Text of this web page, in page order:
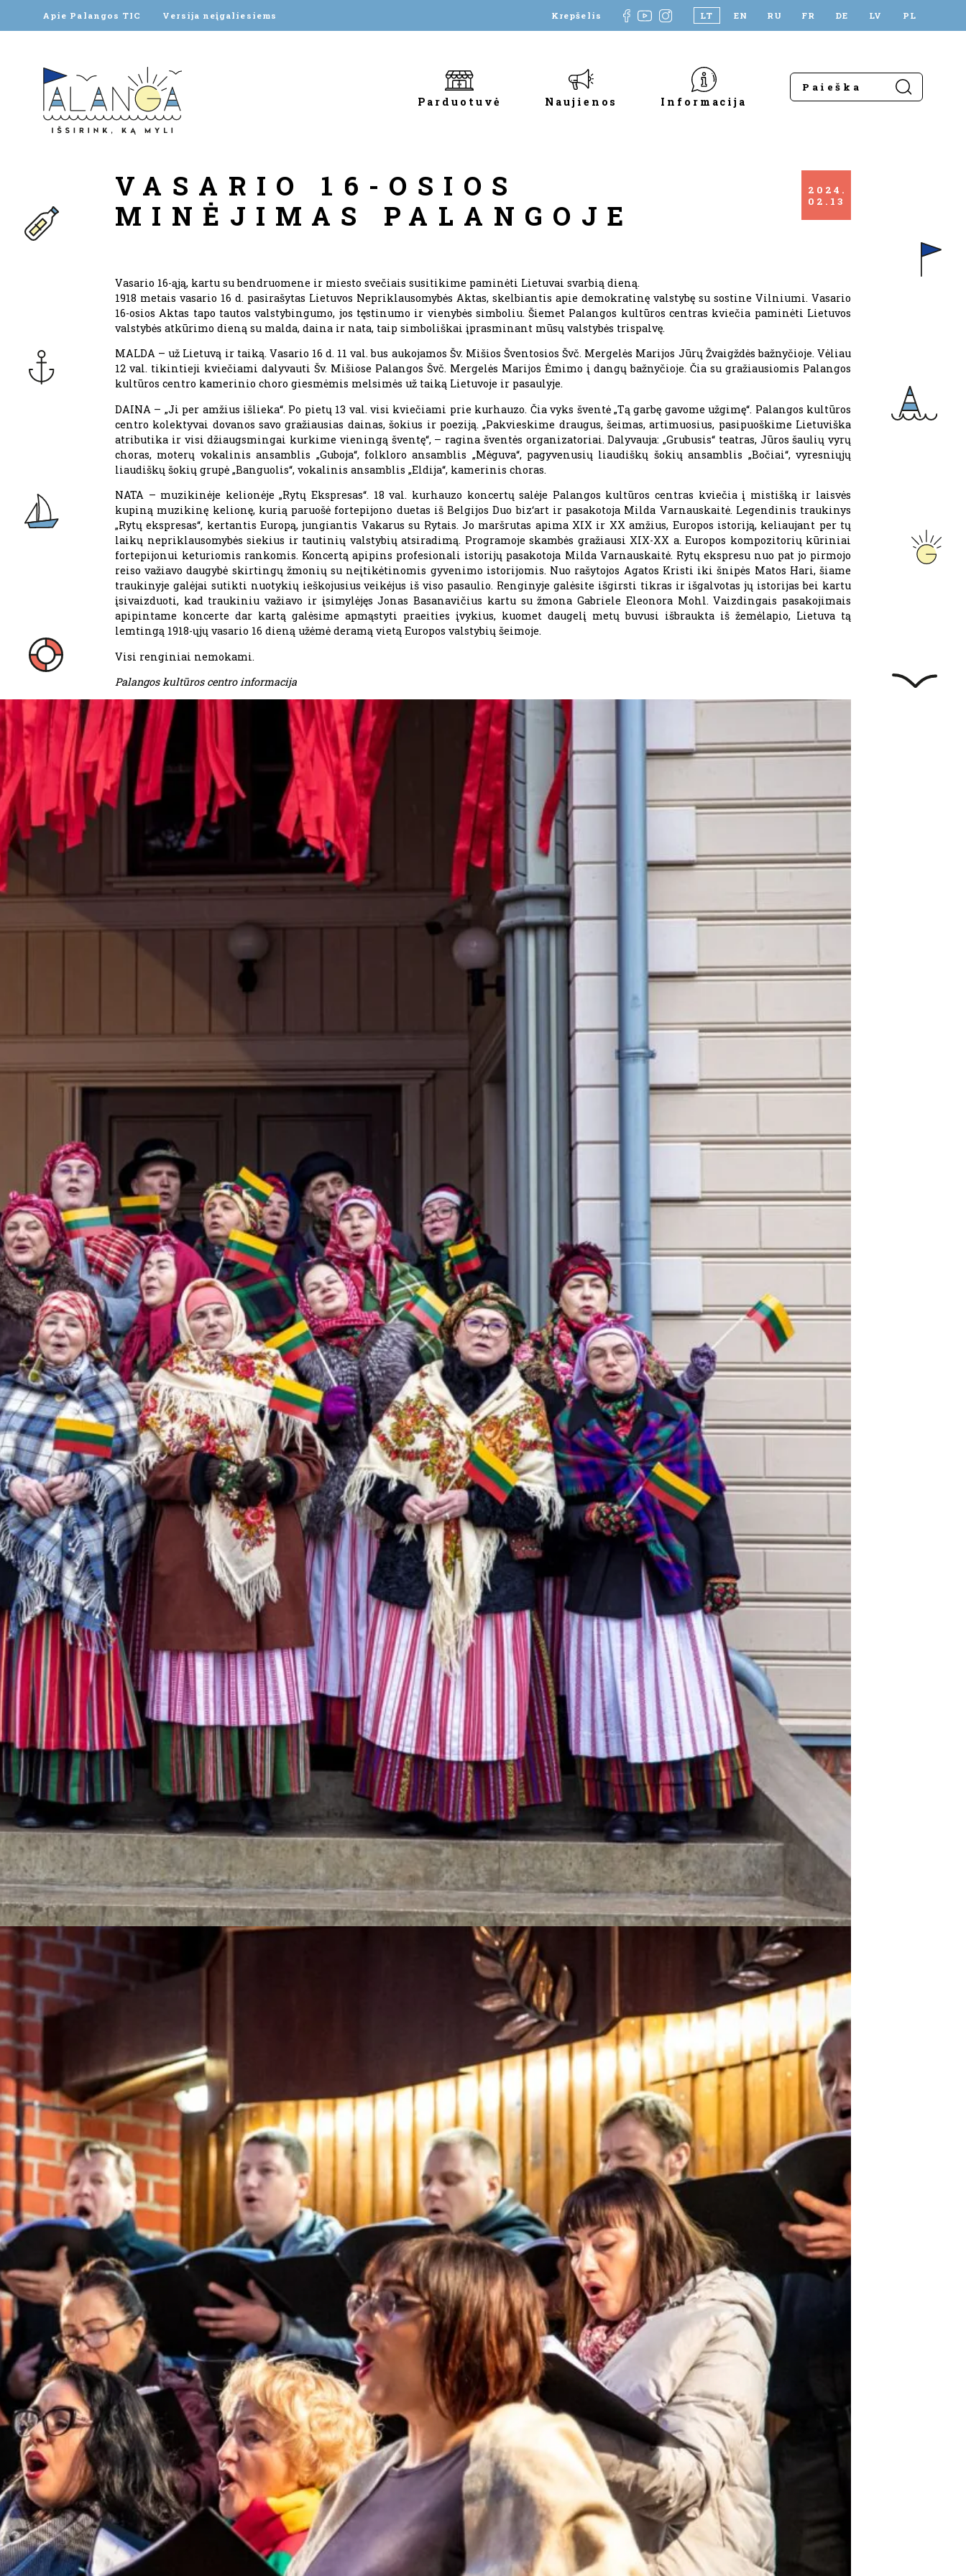
Apie Palangos TIC Versija neįgaliesiems Krepšelis LT EN RU FR DE LV PL
Parduotuvė Naujienos Informacija
VASARIO 16-OSIOS
MINĖJIMAS PALANGOJE
2024
02
13
Vasario 16-ąją, kartu su bendruomene ir miesto svečiais susitikime paminėti Lietuvai svarbią dieną.
1918 metais vasario 16 d. pasirašytas Lietuvos Nepriklausomybės Aktas, skelbiantis apie demokratinę valstybę su sostine Vilniumi. Vasario
16-osios Aktas tapo tautos valstybingumo, jos tęstinumo ir vienybės simboliu. Šiemet Palangos kultūros centras kviečia paminėti Lietuvos
valstybės atkūrimo dieną su malda, daina ir nata, taip simboliškai įprasminant mūsų valstybės trispalvę.
MALDA – už Lietuvą ir taiką. Vasario 16 d. 11 val. bus aukojamos Šv. Mišios Šventosios Švč. Mergelės Marijos Jūrų Žvaigždės bažnyčioje. Vėliau
12 val. tikintieji kviečiami dalyvauti Šv. Mišiose Palangos Švč. Mergelės Marijos Ėmimo į dangų bažnyčioje. Čia su gražiausiomis Palangos
kultūros centro kamerinio choro giesmėmis melsimės už taiką Lietuvoje ir pasaulyje.
DAINA – „Ji per amžius išlieka“. Po pietų 13 val. visi kviečiami prie kurhauzo. Čia vyks šventė „Tą garbę gavome užgimę“. Palangos kultūros
centro kolektyvai dovanos savo gražiausias dainas, šokius ir poeziją. „Pakvieskime draugus, šeimas, artimuosius, pasipuoškime Lietuviška
atributika ir visi džiaugsmingai kurkime vieningą šventę“, – ragina šventės organizatoriai. Dalyvauja: „Grubusis“ teatras, Jūros šaulių vyrų
choras, moterų vokalinis ansamblis „Guboja“, folkloro ansamblis „Mėguva“, pagyvenusių liaudiškų šokių ansamblis „Bočiai“, vyresniųjų
liaudiškų šokių grupė „Banguolis“, vokalinis ansamblis „Eldija“, kamerinis choras.
NATA – muzikinėje kelionėje „Rytų Ekspresas“. 18 val. kurhauzo koncertų salėje Palangos kultūros centras kviečia į mistišką ir laisvės
kupiną muzikinę kelionę, kurią paruošė fortepijono duetas iš Belgijos Duo biz‘art ir pasakotoja Milda Varnauskaitė. Legendinis traukinys
„Rytų ekspresas“, kertantis Europą, jungiantis Vakarus su Rytais. Jo maršrutas apima XIX ir XX amžius, Europos istoriją, keliaujant per tų
laikų nepriklausomybės siekius ir tautinių valstybių atsiradimą. Programoje skambės gražiausi XIX-XX a. Europos kompozitorių kūriniai
fortepijonui keturiomis rankomis. Koncertą apipins profesionali istorijų pasakotoja Milda Varnauskaitė. Rytų ekspresu nuo pat jo pirmojo
reiso važiavo daugybė skirtingų žmonių su neįtikėtinomis gyvenimo istorijomis. Nuo rašytojos Agatos Kristi iki šnipės Matos Hari, šiame
traukinyje galėjai sutikti nuotykių ieškojusius veikėjus iš viso pasaulio. Renginyje galėsite išgirsti tikras ir išgalvotas jų istorijas bei kartu
įsivaizduoti, kad traukiniu važiavo ir įsimylėjęs Jonas Basanavičius kartu su žmona Gabriele Eleonora Mohl. Vaizdingais pasakojimais
apipintame koncerte dar kartą galėsime apmąstyti praeities įvykius, kuomet daugelį metų buvusi išbraukta iš žemėlapio, Lietuva tą
lemtingą 1918-ųjų vasario 16 dieną užėmė deramą vietą Europos valstybių šeimoje.
Visi renginiai nemokami.
Palangos kultūros centro informacija